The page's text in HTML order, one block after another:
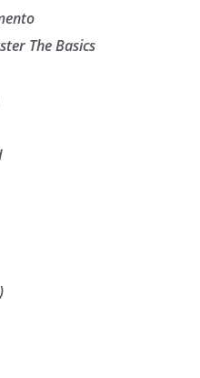
The Basics